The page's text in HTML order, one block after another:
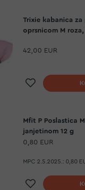
Trixie kabanica za
oprsnicom M
42,00 EUR
Dodaj
Mfit P Poslastica
janjetinom 12 g
0,80 EUR
MPC 2.5.2025.: 0,80
Dodaj